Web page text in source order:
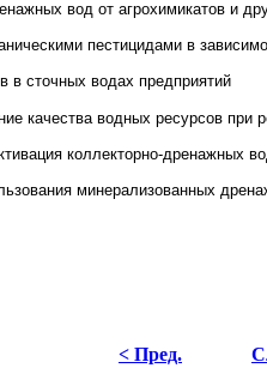
вод от агрохимикатов и
пестицидами в
сточных водах предприятий
качества водных ресурсов при
коллекторно-дренажных
минерализованных
< Пред.